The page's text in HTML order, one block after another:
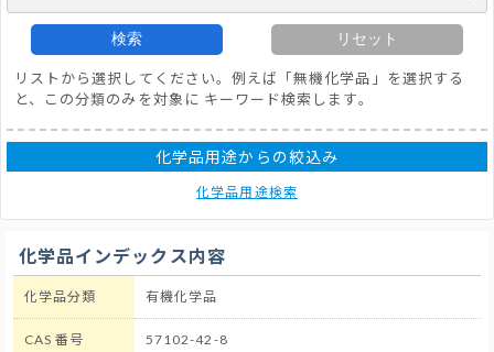
検索 リセット
リストから選択してください。例えば「無機化学品」を選択する
と、この分類のみを対象に キーワード検索します。
化学品用途からの絞込み
化学品用途検索
化学品インデックス内容
化学品分類 有機化学品
CAS 番号 57102-42-8